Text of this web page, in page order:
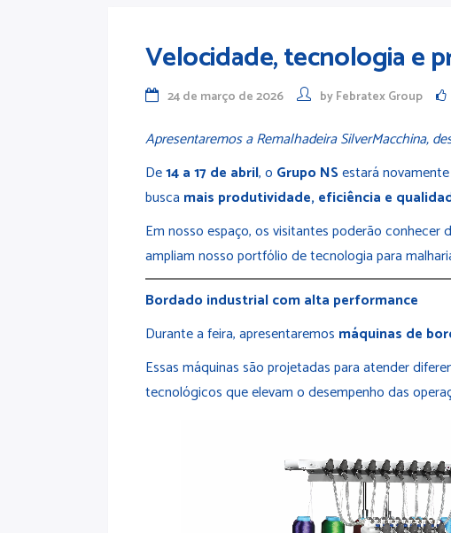
Velocidade, tecnologia e
24 de março de 2026 byFebratex Group
Apresentaremos a Remalhadeira SilverMacchina,
De14 a 17 de abril, o Grupo NSestará
busca mais produtividade, eficiência e
Em nosso espaço, os visitantes poderão
ampliam nosso portfólio de tecnologia para
Bordado industrial com alta performance
Durante a feira, apresentaremos máquinas de
Essas máquinas são projetadas para atender
tecnológicos que elevam o desempenho das